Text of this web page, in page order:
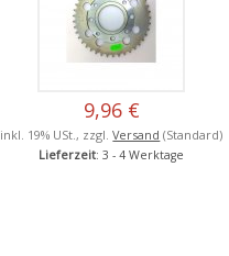
9,96 €
inkl. 19% USt., zzgl.Versand (Standard)
Lieferzeit: 3 - 4 Werktage